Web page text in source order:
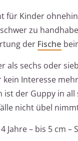
für Kinder
zu
der Fische
als sechs oder
Interesse
ist der Guppy in
nicht übel
Jahre – bis 5 cm